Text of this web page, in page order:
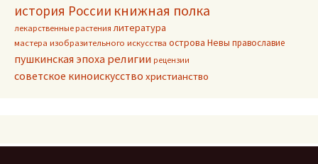
история России книжная полка
лекарственные растения литература
мастера изобразительного искусства острова Невы православие
пушкинская эпоха религии рецензии
советское киноискусство христианство